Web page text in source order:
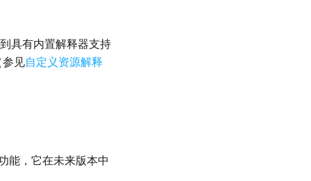
具有内置解释器支持
参见自定义资源解释
能，它在未来版本中